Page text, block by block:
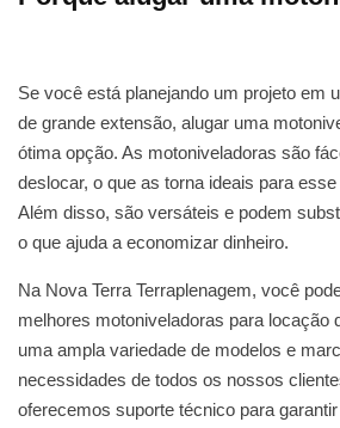
Se você está planejando um projeto em
de grande extensão, alugar uma
ótima opção. As motoniveladoras são
deslocar, o que as torna ideais para
Além disso, são versáteis e podem
o que ajuda a economizar dinheiro.
Na Nova Terra Terraplenagem, você
melhores motoniveladoras para locação
uma ampla variedade de modelos e
necessidades de todos os nossos
oferecemos suporte técnico para